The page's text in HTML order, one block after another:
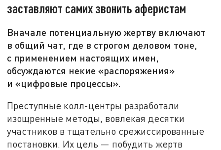
заставляют самих звонить аферистам
Вначале потенциальную жертву включают
в общий чат, где в строгом деловом тоне,
с применением настоящих имен,
обсуждаются некие «распоряжения»
и «цифровые процессы».
Преступные колл-центры разработали
изощренные методы, вовлекая десятки
участников в тщательно срежиссированные
постановки. Их цель — побудить жертв